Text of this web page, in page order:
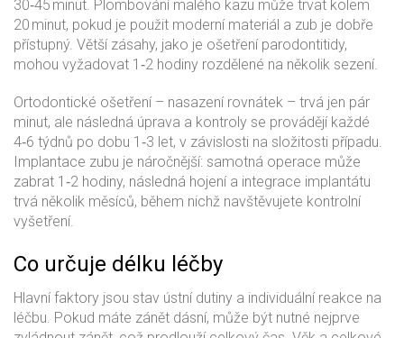
30‑45 minut. Plombování malého kazu může trvat kolem
20 minut, pokud je použit moderní materiál a zub je dobře
přístupný. Větší zásahy, jako je ošetření parodontitidy,
mohou vyžadovat 1‑2 hodiny rozdělené na několik sezení.
Ortodontické ošetření – nasazení rovnátek – trvá jen pár
minut, ale následná úprava a kontroly se provádějí každé
4‑6 týdnů po dobu 1‑3 let, v závislosti na složitosti případu.
Implantace zubu je náročnější: samotná operace může
zabrat 1‑2 hodiny, následná hojení a integrace implantátu
trvá několik měsíců, během nichž navštěvujete kontrolní
vyšetření.
Co určuje délku léčby
Hlavní faktory jsou stav ústní dutiny a individuální reakce na
léčbu. Pokud máte zánět dásní, může být nutné nejprve